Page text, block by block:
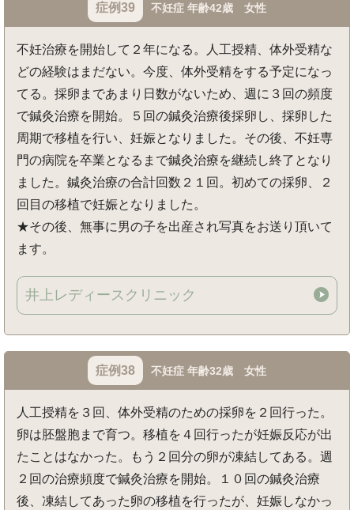
症例39 不妊症 年齢42歳 女性
不妊治療を開始して２年になる。人工授精、体外受精な
どの経験はまだない。今度、体外受精をする予定になっ
てる。採卵まであまり日数がないため、週に３回の頻度
で鍼灸治療を開始。５回の鍼灸治療後採卵し、採卵した
周期で移植を行い、妊娠となりました。その後、不妊専
門の病院を卒業となるまで鍼灸治療を継続し終了となり
ました。鍼灸治療の合計回数２１回。初めての採卵、２
回目の移植で妊娠となりました。
★その後、無事に男の子を出産され写真をお送り頂いて
ます。
井上レディースクリニック
症例38 不妊症 年齢32歳 女性
人工授精を３回、体外受精のための採卵を２回行った。
卵は胚盤胞まで育つ。移植を４回行ったが妊娠反応が出
たことはなかった。もう２回分の卵が凍結してある。週
２回の治療頻度で鍼灸治療を開始。１０回の鍼灸治療
後、凍結してあった卵の移植を行ったが、妊娠しなかっ